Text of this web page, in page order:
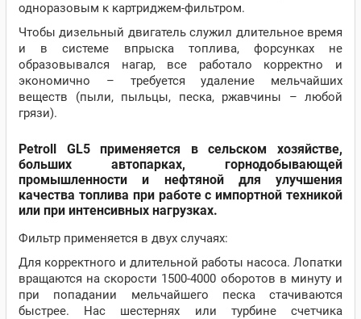
одноразовым к картриджем-фильтром.
Чтобы дизельный двигатель служил длительное время
и в системе впрыска топлива, форсунках не
образовывался нагар, все работало корректно и
экономично – требуется удаление мельчайших
веществ (пыли, пыльцы, песка, ржавчины – любой
грязи).
Petroll GL5 применяется в сельском хозяйстве,
больших автопарках, горнодобывающей
промышленности и нефтяной для улучшения
качества топлива при работе с импортной техникой
или при интенсивных нагрузках.
Фильтр применяется в двух случаях:
Для корректного и длительной работы насоса. Лопатки
вращаются на скорости 1500-4000 оборотов в минуту и
при попадании мельчайшего песка стачиваются
быстрее. Нас шестернях или турбине счетчика